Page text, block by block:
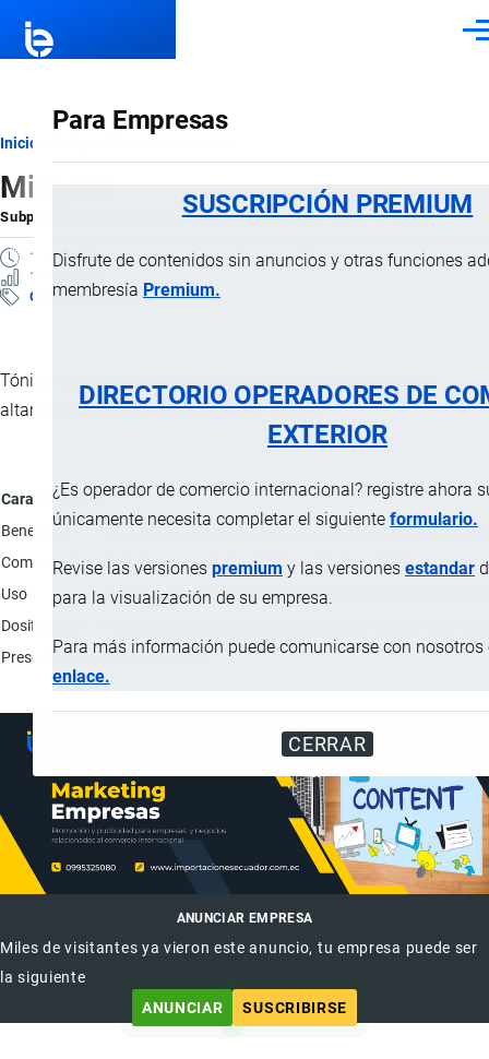
Para Empresas
SUSCRIPCIÓN PREMIUM
Disfrute de contenidos sin anuncios y otras funciones
membresía Premium.
DIRECTORIO OPERADORES DE
EXTERIOR
¿Es operador de comercio internacional? registre ahora
únicamente necesita completar el siguiente formulario.
Revise las versiones premium y las versiones estandar
para la visualización de su empresa.
Para más información puede comunicarse con nosotros
enlace.
CERRAR
Ruta
de
navegación
Inicio
Milkycal
Subpartida Arancelaria porImportaciones …, 4 Febrero, 2025
1 MINUTO
16 VISTAS
Clasificación Arancelaria
Tónico oral altamente concentrado compuesto de calcio
altamente apetecible con un sabor herbal.
Característica
Beneficios
Optimiza la función del sistema reproductivo y la preñez;
Composición
Cada litro tiene: Calcio 3685mg; Fósforo 1842mg;
Uso
Aditivo nutricional mejorador del rendimiento para
Dosificación
Presentación
Botella de 1 litro.
ANUNCIAR EMPRESA
Miles de visitantes ya vieron este anuncio, tu empresa puede ser
la siguiente
ANUNCIAR
SUSCRIBIRSE